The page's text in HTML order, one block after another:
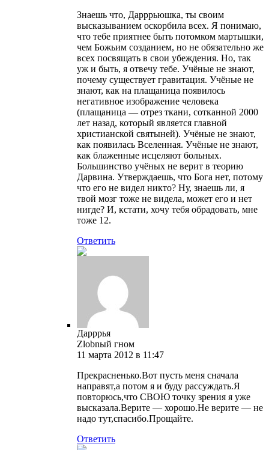
Знаешь что, Дарррьюшка, ты своим
высказыванием оскорбила всех. Я понимаю,
что тебе приятнее быть потомком мартышки,
чем Божьим созданием, но не обязательно же
всех посвящать в свои убеждения. Но, так
уж и быть, я отвечу тебе. Учёные не знают,
почему существует гравитация. Учёные не
знают, как на плащаница появилось
негативное изображение человека
(плащаница — отрез ткани, сотканной 2000
лет назад, который является главной
христианской святыней). Учёные не знают,
как появилась Вселенная. Учёные не знают,
как блаженные исцеляют больных.
Большинство учёных не верит в теорию
Дарвина. Утверждаешь, что Бога нет, потому
что его не видел никто? Ну, знаешь ли, я
твой мозг тоже не видела, может его и нет
нигде? И, кстати, хочу тебя обрадовать, мне
тоже 12.
Ответить
Дарррья
Zlobnый гном
11 марта 2012 в 11:47
Прекрасненько.Вот пусть меня сначала
направят,а потом я и буду рассуждать.Я
повторюсь,что СВОЮ точку зрения я уже
высказала.Верите — хорошо.Не верите — не
надо тут,спасибо.Прощайте.
Ответить